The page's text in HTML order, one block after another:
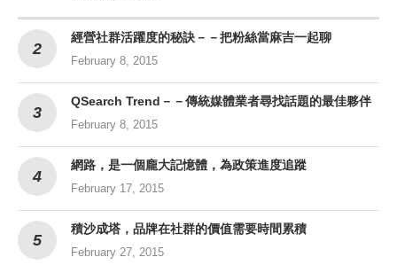
經營社群活躍度的秘訣－－把粉絲當麻吉一起聊
February 8, 2015
QSearch Trend－－傳統媒體業者尋找話題的最佳夥伴
February 8, 2015
網路，是一個龐大記憶體，為政策進度追蹤
February 17, 2015
積沙成塔，品牌在社群的價值需要時間累積
February 27, 2015